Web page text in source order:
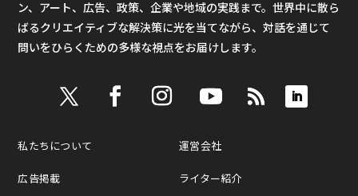
ン、アート、広告、政策、企業や地域の実践まで。世界中に散ら
ばるクリエイティブな解決策に光を当てながら、対話を通じて
問いをひらくための多様な視点をお届けします。
私たちについて
広告掲載
運営会社
ライター紹介